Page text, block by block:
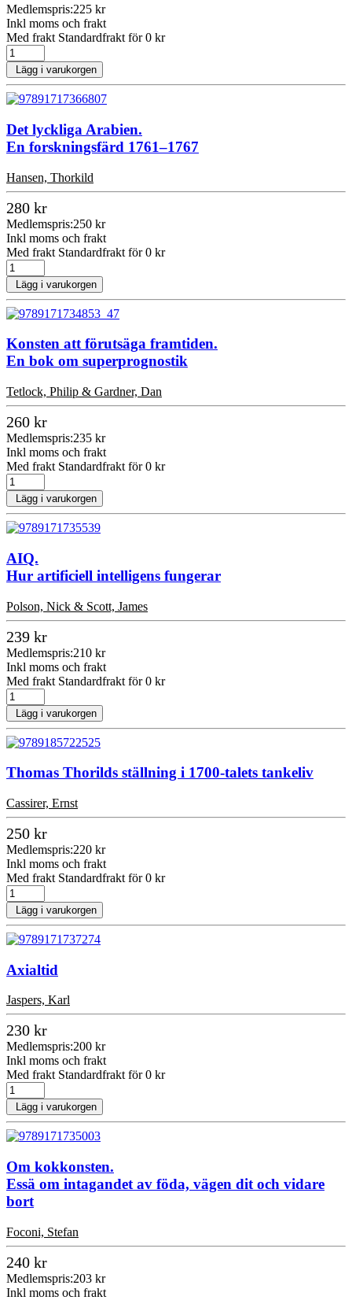
Medlemspris:225 kr
Inkl moms och frakt
Med frakt Standardfrakt för 0 kr
Lägg i varukorgen
Det lyckliga Arabien.
En forskningsfärd 1761–1767
Hansen, Thorkild
280 kr
Medlemspris:250 kr
Inkl moms och frakt
Med frakt Standardfrakt för 0 kr
Lägg i varukorgen
Konsten att förutsäga framtiden.
En bok om superprognostik
Tetlock, Philip & Gardner, Dan
260 kr
Medlemspris:235 kr
Inkl moms och frakt
Med frakt Standardfrakt för 0 kr
Lägg i varukorgen
AIQ.
Hur artificiell intelligens fungerar
Polson, Nick & Scott, James
239 kr
Medlemspris:210 kr
Inkl moms och frakt
Med frakt Standardfrakt för 0 kr
Lägg i varukorgen
Thomas Thorilds ställning i 1700-talets tankeliv
Cassirer, Ernst
250 kr
Medlemspris:220 kr
Inkl moms och frakt
Med frakt Standardfrakt för 0 kr
Lägg i varukorgen
Axialtid
Jaspers, Karl
230 kr
Medlemspris:200 kr
Inkl moms och frakt
Med frakt Standardfrakt för 0 kr
Lägg i varukorgen
Om kokkonsten.
Essä om intagandet av föda, vägen dit och vidare
bort
Foconi, Stefan
240 kr
Medlemspris:203 kr
Inkl moms och frakt